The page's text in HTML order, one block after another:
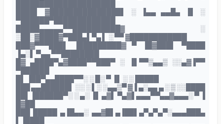
████▌ ▓███████████████▌ ░ ▐▄▄ ▄▄█▄ ▐▌ ░
▀██████▀█████████████
█████▄▄▄▄▄▀▀██████████▓ ░
░██░▓████▓▀███▄▌▀▄ ▌ ░ ▀▀ ▓████████████
███▓▀▀▀███▌ ▐█████████▓ ▀ ▐█▓███▌ ▀████
▐▄░▌ ▀▄▄ ▀▀████████
█▓ ▄████▀▄▓████▀▀███▀ ░ ▐▌▀▀▒▄▄▒ ░░▄▓▐▀▀
▀██████
█▌ ▐██▀▄▄████▀▀░ ░ █░ ▀ ▐▌ ░ ░ █████
███ ▄▄██████▌ ░░ ░ ▌░ ░▄▄▒▀ ▓▐ ▄░▄▄ ▄ ░ ▒ ░░████
██▌▐██████▀░ ░ ▄░ ▐▌ ▄▓▌ ▀▄▓▌▄▄▄▀▀▄▄▓▄▄▄░ ▀ ▐
█▓██
███ █████ ▄▐█▄▄░ ▄▄▓█▌▄▐██▌▄▀▄▀▄▀░▄▄▄███▄